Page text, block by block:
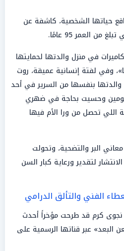
حياتها الشخصية، كاشفة عن
من العمر 95 عامًا.
في منزل والدتها لحمايتها
وفي لفتة إنسانية عميقة، روت
بنفسها من السرير في أحد
وحسيت بحاجة في ضهري
تحصل من ورا الأم فيها
البر والتضحية، وتحولت
لتقدير ورعاية كبار السن
الفني والتألق الدرامي
نجوى كرم قد طرحت مؤخراً أحدث
البعد» عبر قناتها الرسمية على